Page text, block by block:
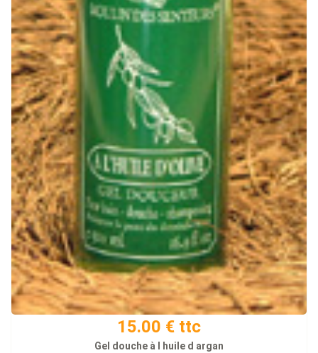
15.00 € ttc
Gel douche à l huile d argan